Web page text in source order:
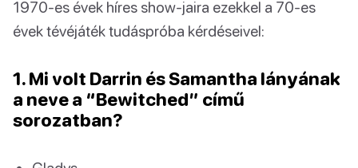
1970-es évek híres show-jaira ezekkel a 70-es
évek tévéjáték tudáspróba kérdéseivel:
1. Mi volt Darrin és Samantha lányának
a neve a “Bewitched” című
sorozatban?